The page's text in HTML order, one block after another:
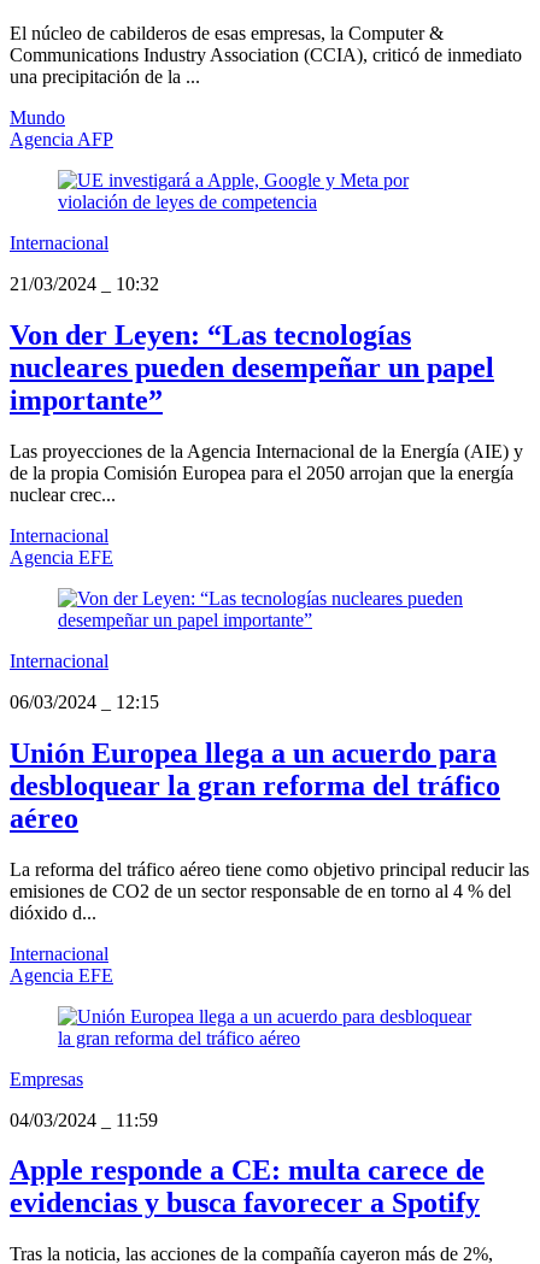
El núcleo de cabilderos de esas empresas, la Computer &
Communications Industry Association (CCIA), criticó de inmediato
una precipitación de la ...
Mundo
Agencia AFP
Internacional
21/03/2024
10:32
Von der Leyen: “Las tecnologías
nucleares pueden desempeñar un papel
importante”
Las proyecciones de la Agencia Internacional de la Energía (AIE) y
de la propia Comisión Europea para el 2050 arrojan que la energía
nuclear crec...
Internacional
Agencia EFE
Internacional
06/03/2024
12:15
Unión Europea llega a un acuerdo para
desbloquear la gran reforma del tráfico
aéreo
La reforma del tráfico aéreo tiene como objetivo principal reducir las
emisiones de CO2 de un sector responsable de en torno al 4 % del
dióxido d...
Internacional
Agencia EFE
Empresas
04/03/2024
11:59
Apple responde a CE: multa carece de
evidencias y busca favorecer a Spotify
Tras la noticia, las acciones de la compañía cayeron más de 2%,